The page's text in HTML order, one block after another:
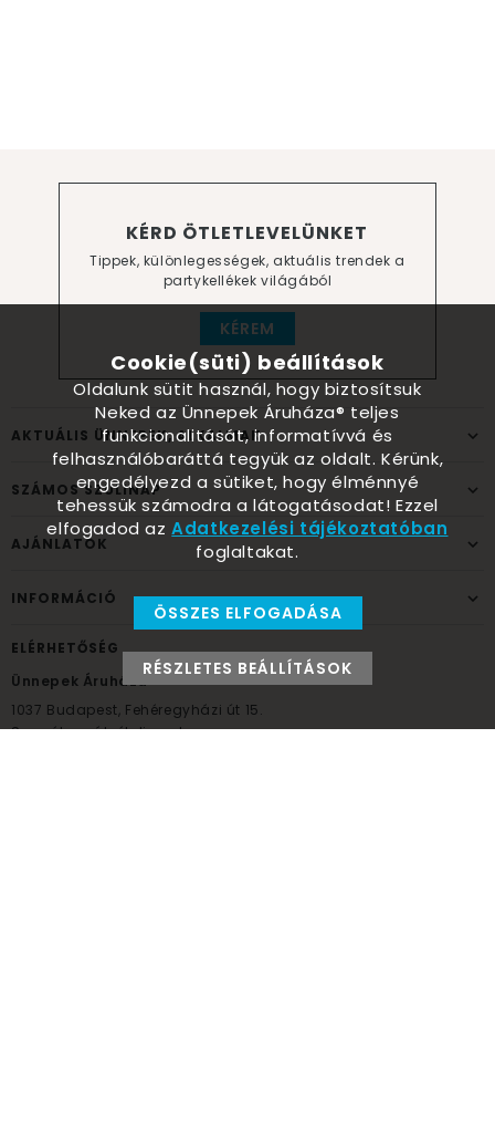
KÉRD ÖTLETLEVELÜNKET
Tippek, különlegességek, aktuális trendek a
partykellékek világából
KÉREM
AKTUÁLIS ÜNNEPEK, ALKALMAK
SZÁMOS SZÜLINAP
AJÁNLATOK
INFORMÁCIÓ
ELÉRHETŐSÉG
Ünnepek Áruháza
1037 Budapest, Fehéregyházi út 15.
Személyes átvételi pont
Cookie(süti) beállítások
Oldalunk sütit használ, hogy biztosítsuk
Neked az Ünnepek Áruháza® teljes
funkcionalitását, informatívvá és
felhasználóbaráttá tegyük az oldalt. Kérünk,
engedélyezd a sütiket, hogy élménnyé
tehessük számodra a látogatásodat! Ezzel
elfogadod azAdatkezelési tájékoztatóban
foglaltakat.
ÖSSZES ELFOGADÁSA
RÉSZLETES BEÁLLÍTÁSOK